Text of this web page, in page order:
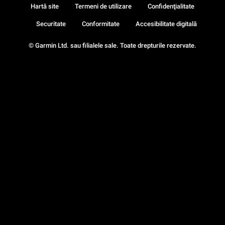
© Garmin Ltd. sau filialele sale. Toate drepturile rezervate.
Hartă site Termeni de utilizare Confidenţialitate
Securitate Conformitate Accesibilitate digitală